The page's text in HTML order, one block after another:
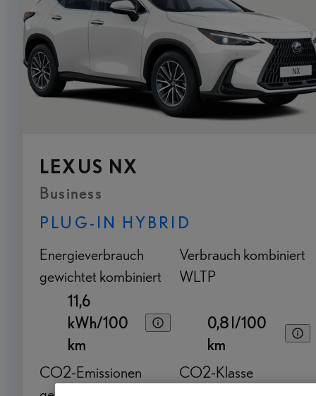
LEXUS NX
Business
PLUG-IN HYBRID
Energieverbrauch
gewichtet kombiniert
11,6
kWh/100
km
Verbrauch kombiniert
WLTP
0,8 l/100
km
CO2-Emissionen
CO2-Klasse